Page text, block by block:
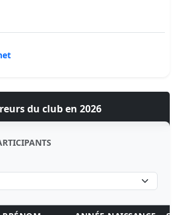
du club en 2026